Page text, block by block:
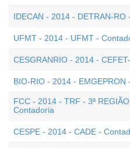
IDECAN - 2014 - DETRAN-RO
UFMT - 2014 - UFMT -
CESGRANRIO - 2014 -
BIO-RIO - 2014 - EMGEPRON
FCC - 2014 - TRF - 3ª
Contadoria
CESPE - 2014 - CADE -